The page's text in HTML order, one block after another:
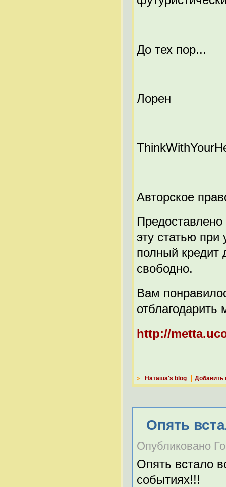
До тех пор...
Лорен
Авторское
эту статью
полный кредит
свободно.
Вам
http://
» Наташа's blog Добавить
Опять
Опубликовано
Опять встало
событиях!!!